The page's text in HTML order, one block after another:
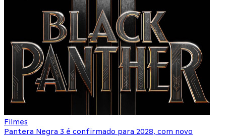
Filmes
Pantera Negra 3 é confirmado para 2028, com novo